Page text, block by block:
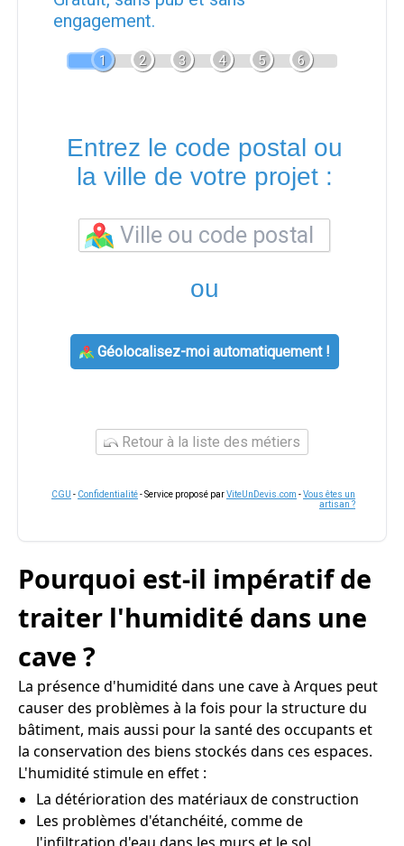
engagement.
1 2 3 4 5 6
Entrez le code postal ou
la ville de votre projet :
ou
Géolocalisez-moi automatiquement !
Retour à la liste des métiers
CGU - Confidentialité- Service proposé parViteUnDevis.com -Vous êtes un
artisan ?
Pourquoi est-il impératif de
traiter l'humidité dans une
cave ?
La présence d'humidité dans une cave à Arques peut
causer des problèmes à la fois pour la structure du
bâtiment, mais aussi pour la santé des occupants et
la conservation des biens stockés dans ces espaces.
L'humidité stimule en effet :
La détérioration des matériaux de construction
Les problèmes d'étanchéité, comme de